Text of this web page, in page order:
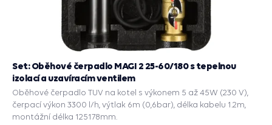
Set: Oběhové čerpadlo MAGI 2 25-60/180 s tepelnou
izolací a uzavíracím ventilem
Oběhové čerpadlo TUV na kotel s výkonem 5 až 45W (230 V),
čerpací výkon 3300 l/h, výtlak 6m (0,6bar), délka kabelu 1.2m,
montážní délka 125178mm.